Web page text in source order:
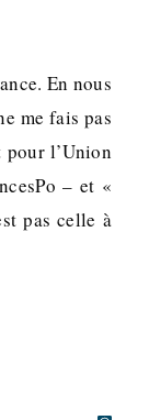
En nous
me fais pas
pour l’Union
– et «
pas celle à